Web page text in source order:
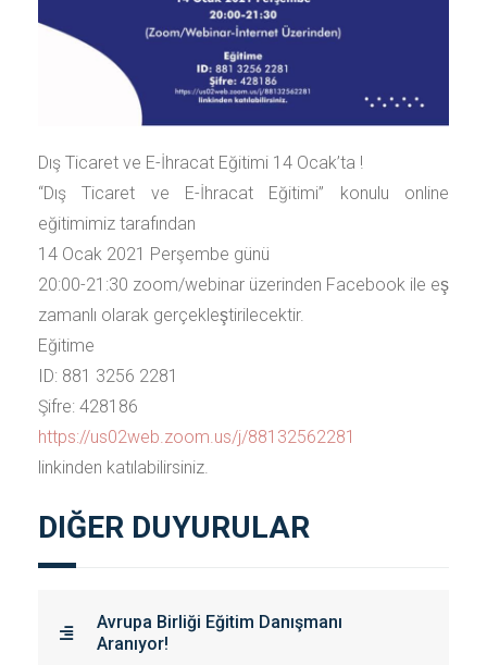
Dış Ticaret ve E-İhracat Eğitimi 14 Ocak’ta !
“Dış Ticaret ve E-İhracat Eğitimi” konulu online
eğitimimiz tarafından
14 Ocak 2021 Perşembe günü
20:00-21:30 zoom/webinar üzerinden Facebook ile eş
zamanlı olarak gerçekleştirilecektir.
Eğitime
ID: 881 3256 2281
Şifre: 428186
https://us02web.zoom.us/j/88132562281
linkinden katılabilirsiniz.
DIĞER DUYURULAR
Avrupa Birliği Eğitim Danışmanı
Aranıyor!